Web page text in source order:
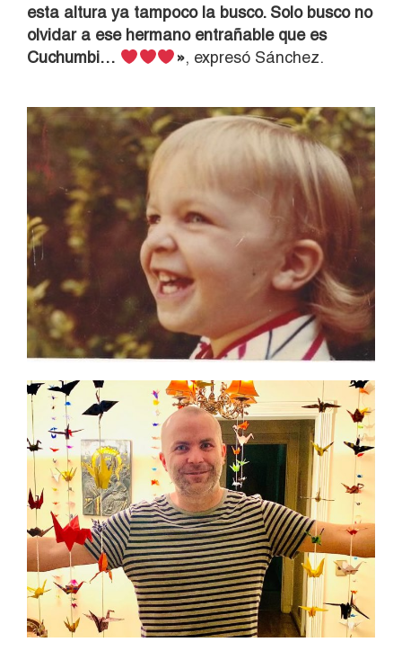
esta altura ya tampoco la busco. Solo busco no
olvidar a ese hermano entrañable que es
Cuchumbi…
», expresó Sánchez.